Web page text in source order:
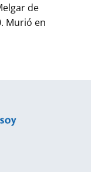
de
Murió en